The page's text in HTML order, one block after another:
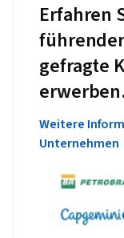
Erfahren
gefragte
Weitere
Unternehmen